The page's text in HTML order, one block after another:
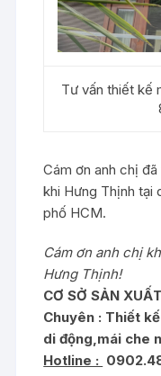
Tư vấn thiết kế
Cám ơn anh chị
khi Hưng Thịnh tại
phố HCM.
Cám ơn anh chị
Hưng Thịnh!
CƠ SỞ SẢN
Chuyên : Thiết
di động,mái che
Hotline :